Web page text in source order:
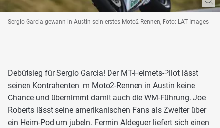
Sergio Garcia gewann in Austin sein erstes Moto2-Rennen, Foto: LAT Images
Debütsieg für Sergio Garcia! Der MT-Helmets-Pilot lässt
seinen Kontrahenten im Moto2-Rennen in Austin keine
Chance und übernimmt damit auch die WM-Führung. Joe
Roberts lässt seine amerikanischen Fans als Zweiter über
ein Heim-Podium jubeln. Fermin Aldeguerliefert sich einen